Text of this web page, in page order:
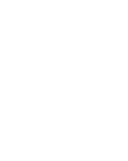
De manera simultánea,
al telecabina Borreguiles
cartelería comercial. Otra
remontes es la nueva
de principiantes, una
facilitar el acceso a los
Con el nuevo embarque
Borreguiles I, sino que se
transporte. También se